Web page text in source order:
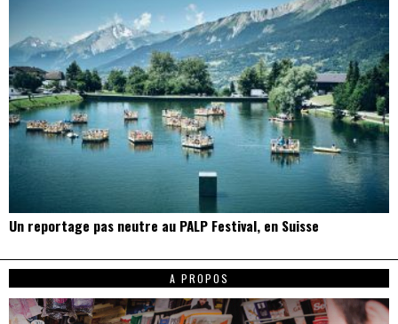
Un reportage pas neutre au PALP Festival, en Suisse
A PROPOS